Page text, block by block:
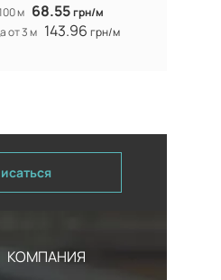
м 68.55грн/м
от 3 м 143.96 грн/м
КОМПАНИЯ